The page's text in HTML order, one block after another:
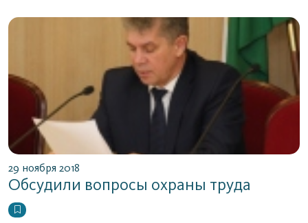
29 ноября 2018
Обсудили вопросы охраны труда